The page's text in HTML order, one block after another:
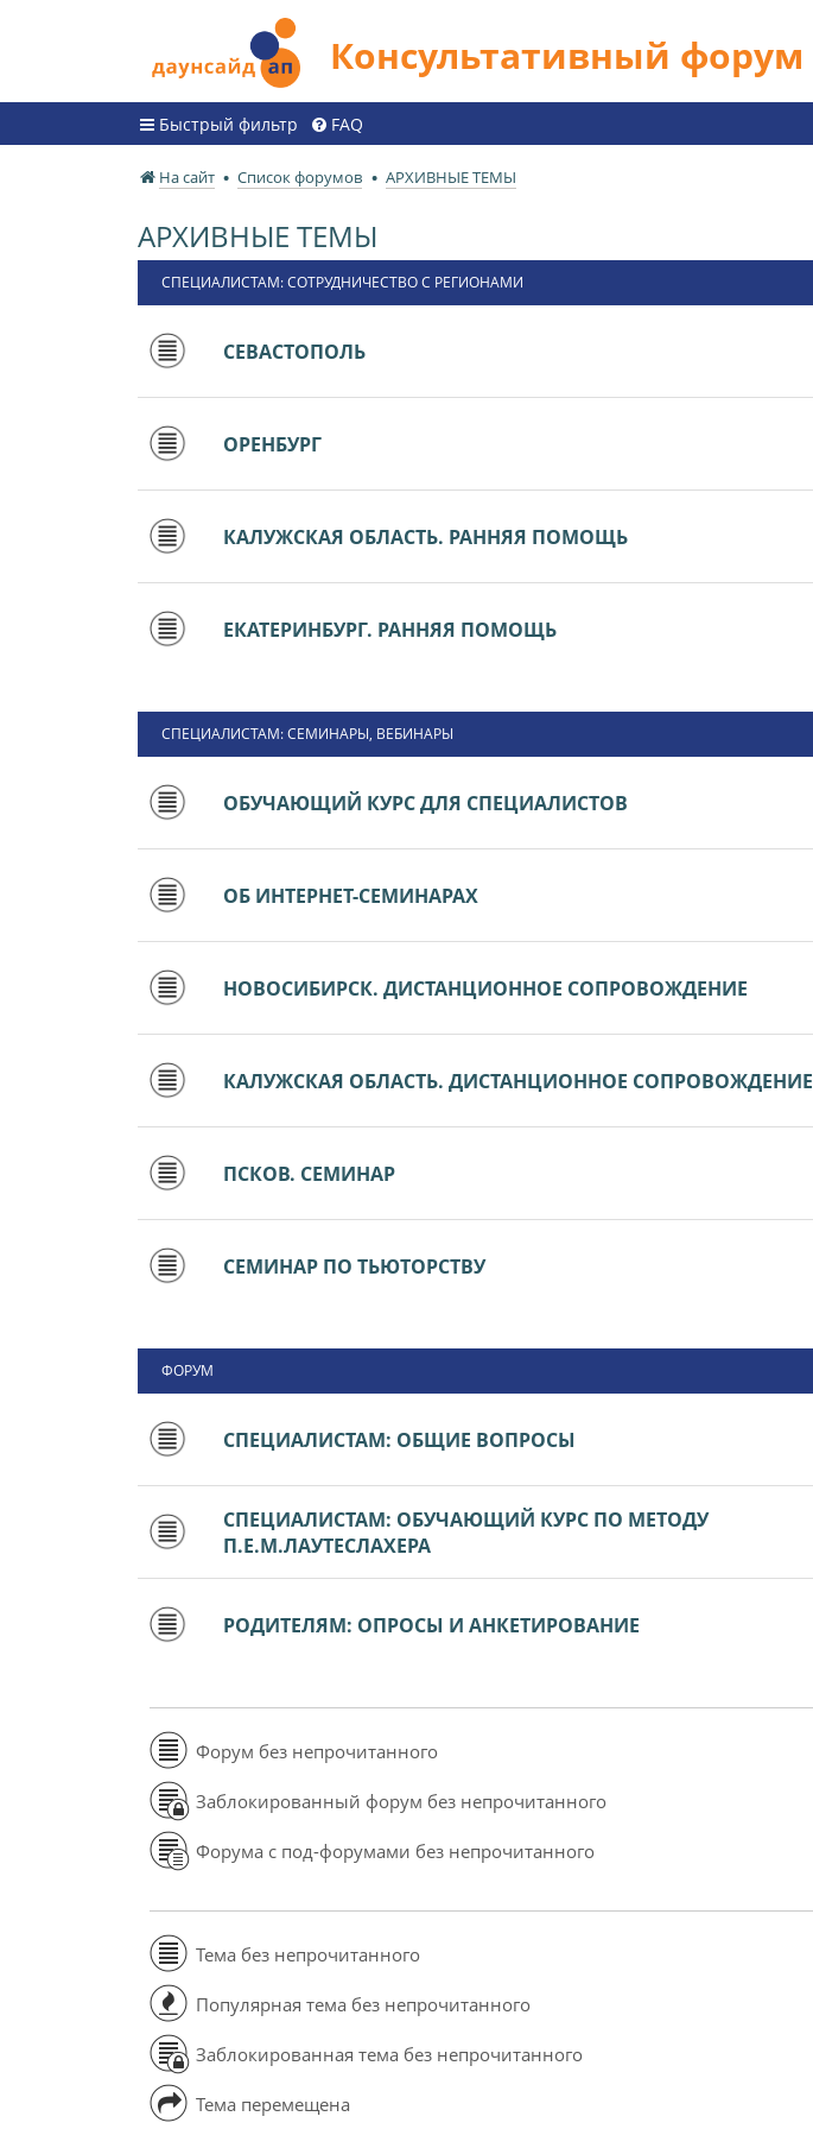
Консультативный форум
Быстрый фильтр FAQ
На сайт Список форумов АРХИВНЫЕ ТЕМЫ
АРХИВНЫЕ ТЕМЫ
СПЕЦИАЛИСТАМ: СОТРУДНИЧЕСТВО С РЕГИОНАМИ
СЕВАСТОПОЛЬ
ОРЕНБУРГ
КАЛУЖСКАЯ ОБЛАСТЬ. РАННЯЯ ПОМОЩЬ
ЕКАТЕРИНБУРГ. РАННЯЯ ПОМОЩЬ
СПЕЦИАЛИСТАМ: СЕМИНАРЫ, ВЕБИНАРЫ
ОБУЧАЮЩИЙ КУРС ДЛЯ СПЕЦИАЛИСТОВ
ОБ ИНТЕРНЕТ-СЕМИНАРАХ
НОВОСИБИРСК. ДИСТАНЦИОННОЕ СОПРОВОЖДЕНИЕ
КАЛУЖСКАЯ ОБЛАСТЬ. ДИСТАНЦИОННОЕ СОПРОВОЖДЕНИЕ
ПСКОВ. СЕМИНАР
СЕМИНАР ПО ТЬЮТОРСТВУ
ФОРУМ
СПЕЦИАЛИСТАМ: ОБЩИЕ ВОПРОСЫ
СПЕЦИАЛИСТАМ: ОБУЧАЮЩИЙ КУРС ПО МЕТОДУ
П.Е.М.ЛАУТЕСЛАХЕРА
РОДИТЕЛЯМ: ОПРОСЫ И АНКЕТИРОВАНИЕ
Форум без непрочитанного
Заблокированный форум без непрочитанного
Форума с под-форумами без непрочитанного
Тема без непрочитанного
Популярная тема без непрочитанного
Заблокированная тема без непрочитанного
Тема перемещена